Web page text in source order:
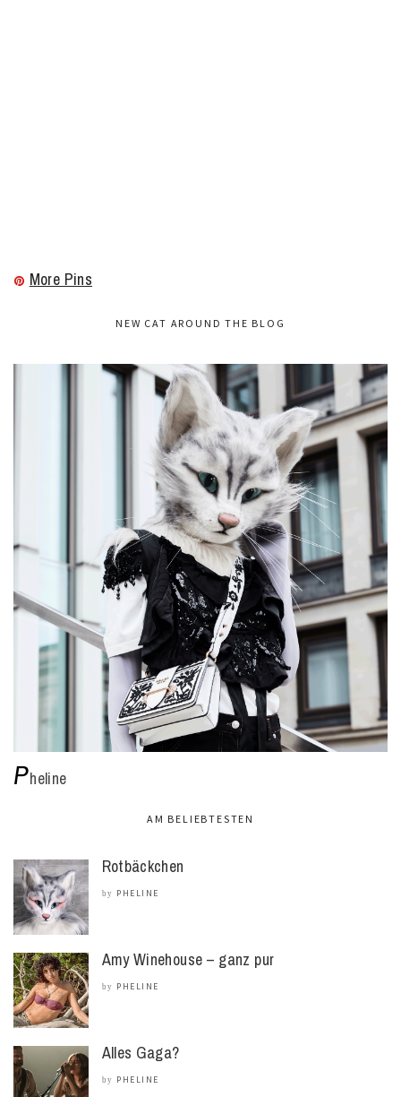
More Pins
NEW CAT AROUND THE BLOG
Pheline
AM BELIEBTESTEN
Rotbäckchen
by PHELINE
Amy Winehouse – ganz pur
by PHELINE
Alles Gaga?
by PHELINE